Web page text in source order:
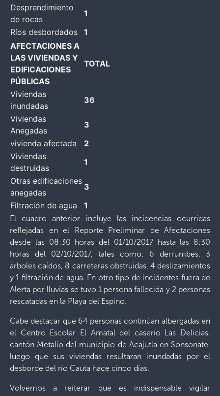
Desprendimiento
de rocas
1
Ríos desbordados
1
AFECTACIONES A
LAS VIVIENDAS Y
EDIFICACIONES
PÚBLICAS
TOTAL
Viviendas
inundadas
36
Viviendas
Anegadas
3
vivienda afectada
2
Viviendas
destruidas
1
Otras edificaciones
anegadas
3
Filtración de agua
1
El cuadro anterior incluye las incidencias ocurridas
reflejadas en el Reporte Preliminar de Afectaciones
desde las 08:30 horas del 01/10/2017 hasta las 8:30
horas del 02/10/2017, tales como: 6 derrumbes, 3
árboles caídos, 8 carreteras obstruidas, 4 deslizamientos
y 1 filtración de agua. En otro tipo de incidentes fuera de
Alerta por lluvias se tuvo 1 persona fallecida y 2 personas
rescatadas en la Playa del Espino.
Cabe destacar que 64 personas continúan albergadas en
el Centro Escolar El Amatal del caserío Las Delicias,
cantón Metalio del municipio de Acajutla en Sonsonate,
luego que sus viviendas resultaran inundadas por el
desborde del río Cauta hace cinco días.
Volvemos a reiterar que es indispensable vigilar